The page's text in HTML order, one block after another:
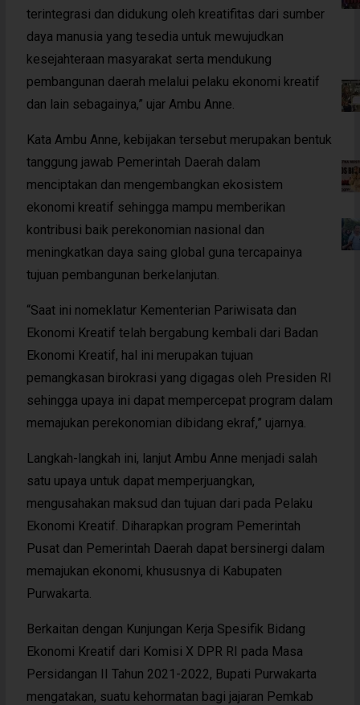
terintegrasi dan didukung oleh kreatifitas dari sumber
daya manusia yang tesedia untuk mewujudkan
kesejahteraan masyarakat serta mendukung
pembangunan daerah melalui pelaku ekonomi kreatif
dan lain sebagainya,” ujar Ambu Anne.
Kata Ambu Anne, kebijakan tersebut merupakan bentuk
tanggung jawab Pemerintah Daerah dalam
menciptakan dan mengembangkan ekosistem
ekonomi kreatif sehingga mampu memberikan
kontribusi baik perekonomian nasional dan
meningkatkan daya saing global guna tercapainya
tujuan pembangunan berkelanjutan.
“Saat ini nomeklatur Kementerian Pariwisata dan
Ekonomi Kreatif telah bergabung kembali dari Badan
Ekonomi Kreatif, hal ini merupakan tujuan
pemangkasan birokrasi yang digagas oleh Presiden RI
sehingga upaya ini dapat mempercepat program dalam
memajukan perekonomian dibidang ekraf,” ujarnya.
Langkah-langkah ini, lanjut Ambu Anne menjadi salah
satu upaya untuk dapat memperjuangkan,
mengusahakan maksud dan tujuan dari pada Pelaku
Ekonomi Kreatif. Diharapkan program Pemerintah
Pusat dan Pemerintah Daerah dapat bersinergi dalam
memajukan ekonomi, khususnya di Kabupaten
Purwakarta.
Berkaitan dengan Kunjungan Kerja Spesifik Bidang
Ekonomi Kreatif dari Komisi X DPR RI pada Masa
Persidangan II Tahun 2021-2022, Bupati Purwakarta
mengatakan, suatu kehormatan bagi jajaran Pemkab